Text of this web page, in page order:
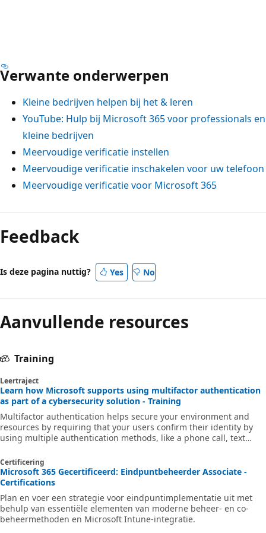
Verwante onderwerpen
Kleine bedrijven helpen bij het & leren
YouTube: Hulp bij Microsoft 365 voor professionals en
kleine bedrijven
Meervoudige verificatie instellen
Meervoudige verificatie inschakelen voor uw telefoon
Meervoudige verificatie voor Microsoft 365
Feedback
Is deze pagina nuttig? Yes No
Aanvullende resources
Training
Leertraject
Learn how Microsoft supports using multifactor authentication
as part of a cybersecurity solution - Training
Multifactor authentication helps secure your environment and
resources by requiring that your users confirm their identity by
using multiple authentication methods, like a phone call, text
use multifactor authentication both on-premises and in the cloud
to add security for accessing Microsoft online services, remote
access applications, and more. This learning path provides an
cyber
Certificering
Microsoft 365 Gecertificeerd: Eindpuntbeheerder Associate -
Certifications
Plan en voer een strategie voor eindpuntimplementatie uit met
behulp van essentiële elementen van moderne beheer- en co-
beheermethoden en Microsoft Intune-integratie.